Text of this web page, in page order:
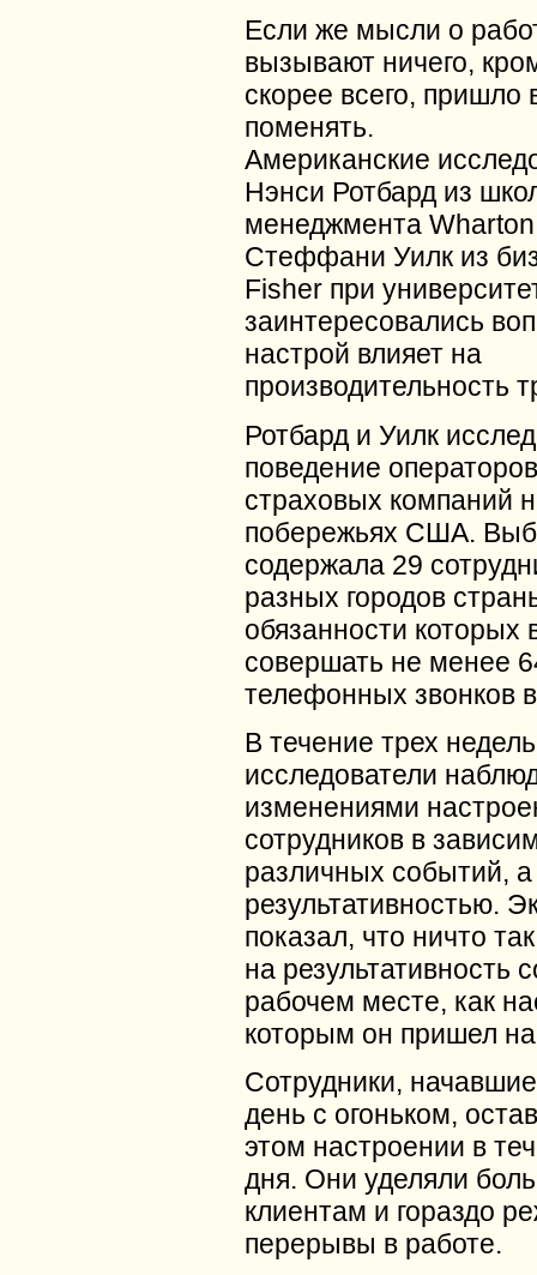
Если же мысли о
вызывают ничего,
скорее всего, пришло
поменять.
Американские
Нэнси Ротбард из
менеджмента
Стеффани Уилк из
Fisher при
заинтересовались
настрой влияет на
производительность
Ротбард и Уилк
поведение
страховых компаний
побережьях США.
содержала 29
разных городов
обязанности которых
совершать не менее
телефонных звонков
В течение трех недель
исследователи
изменениями
сотрудников в
различных событий, а
результативностью.
показал, что ничто
на результативность
рабочем месте, как
которым он пришел на
Сотрудники,
день с огоньком,
этом настроении в
дня. Они уделяли
клиентам и гораздо
перерывы в работе.